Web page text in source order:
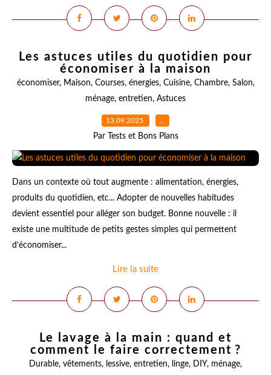
Les astuces utiles du quotidien pour
économiser à la maison
économiser, Maison, Courses, énergies, Cuisine, Chambre, Salon,
ménage, entretien, Astuces
13.09.2025 …
Par Tests et Bons Plans
Dans un contexte où tout augmente : alimentation, énergies,
produits du quotidien, etc... Adopter de nouvelles habitudes
devient essentiel pour alléger son budget. Bonne nouvelle : il
existe une multitude de petits gestes simples qui permettent
d’économiser...
Lire la suite
Le lavage à la main : quand et
comment le faire correctement ?
Durable, vêtements, lessive, entretien, linge, DIY, ménage,